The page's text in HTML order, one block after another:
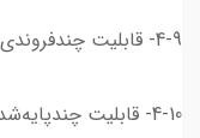
4-9- قابلیت چندفروندی شدن سکوی پرتاب
4-10- قابلیت چندپایه‌شدن سکوی پرتاب .